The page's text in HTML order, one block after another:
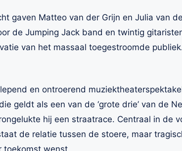
gaven Matteo van der Grijn en Julia van
de Jumping Jack band en twintig
van het massaal toegestroomde
en ontroerend
geldt als een van de ‘grote drie’ van de
hij een straatrace. Centraal in de
de relatie tussen de stoere, maar
toekomst wenst.